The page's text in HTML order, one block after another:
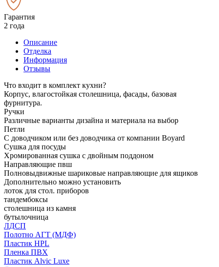
Гарантия
2 года
Описание
Отделка
Информация
Отзывы
Что входит в комплект кухни?
Корпус, влагостойкая столешница, фасады, базовая
фурнитура.
Ручки
Различные варианты дизайна и материала на выбор
Петли
С доводчиком или без доводчика от компании Boyard
Сушка для посуды
Хромированная сушка с двойным поддоном
Направляющие пвш
Полновыдвижные шариковые направляющие для ящиков
Дополнительно можно установить
лоток для стол. приборов
тандембоксы
столешница из камня
бутылочница
ЛДСП
Полотно АГТ (МДФ)
Пластик HPL
Пленка ПВХ
Пластик Alvic Luxe